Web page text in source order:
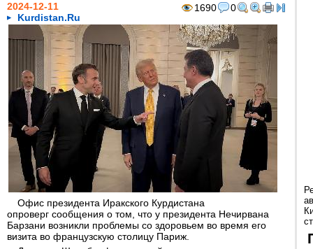
1690 0
2024-12-11
Kurdistan.Ru
Офис президента Иракского Курдистана
опроверг сообщения о том, что у президента Нечирвана
Барзани возникли проблемы со здоровьем во время его
визита во французскую столицу Париж.